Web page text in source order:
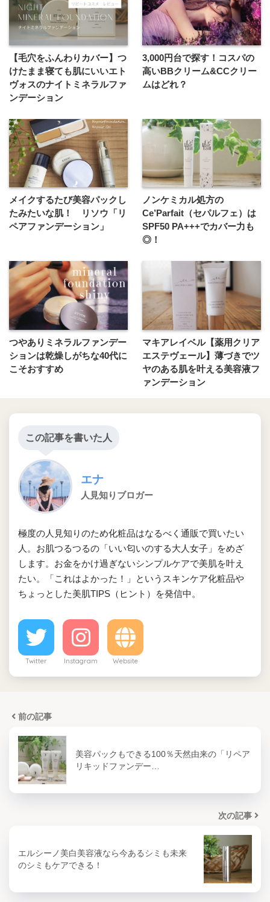
【毛穴をふんわりカバー】つ
けたまま寝ても肌にいいエト
ヴォスのナイトミネラルファ
ンデーション
3,000円台で探す！コスパの
高いBBクリーム&CCクリー
ムはどれ？
メイクするたび美容パックし
たみたいな肌！ リソウ「リ
ペアファンデーション」
ノンケミカル処方の
Ce’Parfait（セパルフェ）は
SPF50 PA+++でカバー力も
◎！
つやありミネラルファンデー
ションは乾燥しがちな40代に
こそおすすめ
マキアレイベル【薬用クリア
エステヴェール】薄づきでツ
ヤのある肌を叶える美容液フ
ァンデーション
この記事を書いた人
エナ
人見知りブロガー
極度の人見知りのため化粧品はなるべく通販で買いたい
人。お肌つるつるの「いい匂いのする大人女子」をめざ
します。お金をかけ過ぎないシンプルケアで美肌を叶え
たい。「これはよかった！」というスキンケア化粧品や
ちょっとした美肌TIPS（ヒント）を発信中。
Twitter Instagram Website
前の記事
美容パックもできる100％天然由来の「リペア
リキッドファンデー…
次の記事
エルシーノ美白美容液なら今あるシミも未来
のシミもケアできる！